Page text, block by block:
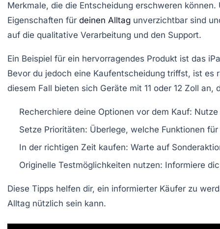
Merkmale, die die Entscheidung erschweren
Eigenschaften für deinen Alltag unverzichtbar sind
auf die qualitative Verarbeitung und den Support.
Ein Beispiel für ein hervorragendes Produkt ist das
Bevor du jedoch eine Kaufentscheidung triffst, ist
diesem Fall bieten sich Geräte mit 11 oder 12 Zoll
Recherchiere deine Optionen vor dem Kauf:
Setze Prioritäten: Überlege, welche Funktionen
In der richtigen Zeit kaufen: Warte auf
Originelle Testmöglichkeiten nutzen: Informiere
Diese Tipps helfen dir, ein informierter Käufer zu
Alltag nützlich sein kann.